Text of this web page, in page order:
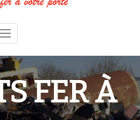
Toggle
navigation
FER À